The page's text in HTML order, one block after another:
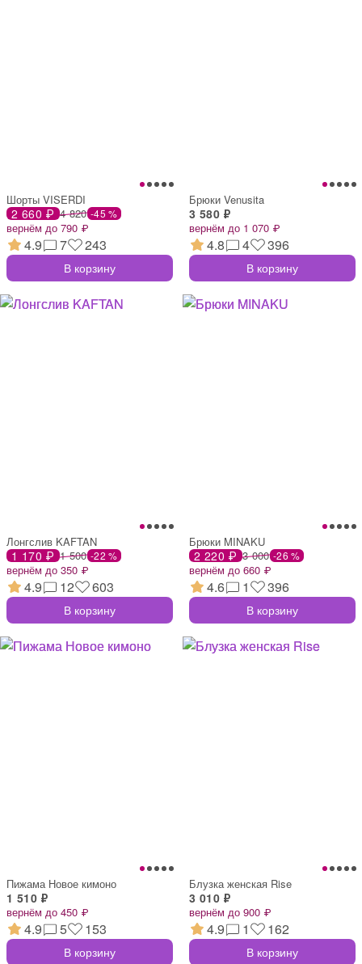
Шорты VISERDI
2 660 ₽ 4 820 -45 %
вернём до 790 ₽
4.9 7 243
В корзину
Брюки Venusita
3 580 ₽
вернём до 1 070 ₽
4.8 4 396
В корзину
Лонгслив KAFTAN
1 170 ₽ 1 500 -22 %
вернём до 350 ₽
4.9 12 603
В корзину
Брюки MINAKU
2 220 ₽ 3 000 -26 %
вернём до 660 ₽
4.6 1 396
В корзину
Пижама Новое кимоно
1 510 ₽
вернём до 450 ₽
4.9 5 153
В корзину
Блузка женская Rise
3 010 ₽
вернём до 900 ₽
4.9 1 162
В корзину